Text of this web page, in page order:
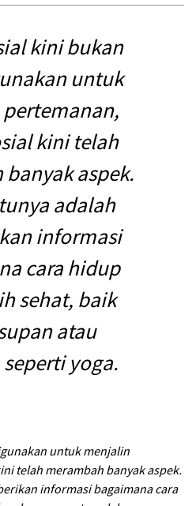
kini bukan
untuk
kini telah
aspek.
adalah
informasi
cara hidup
sehat, baik
atau
yoga.
untuk menjalin
telah merambah banyak aspek.
informasi bagaimana cara